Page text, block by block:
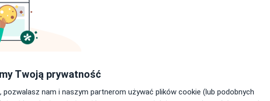
Medycznego we
ortopedii i traumatologii
zdobywam i poszerzam na
Szpitala
i kolanowego,
Twoją prywatność
pozwalasz nam i naszym partnerom używać plików cookie (lub podobnych